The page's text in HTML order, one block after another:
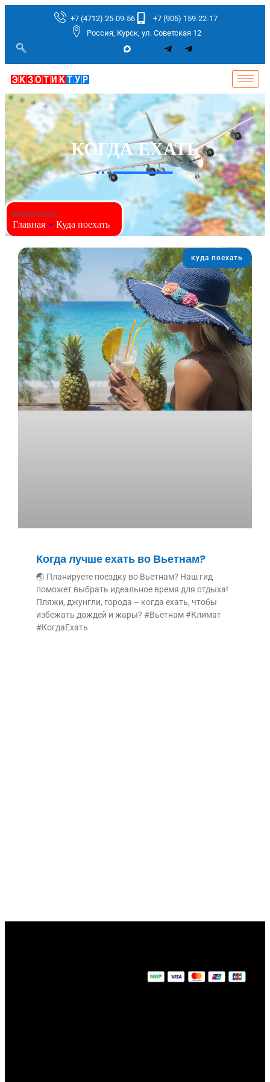
+7 (4712) 25-09-56
+7 (905) 159-22-17
Россия, Курск, ул. Советская 12
КОГДА ЕХАТЬ
когда ехать
Главная » Куда поехать
куда поехать
Когда лучше ехать во Вьетнам?
🌏 Планируете поездку во Вьетнам? Наш гид
поможет выбрать идеальное время для отдыха!
Пляжи, джунгли, города – когда ехать, чтобы
избежать дождей и жары? #Вьетнам #Климат
#КогдаЕхать